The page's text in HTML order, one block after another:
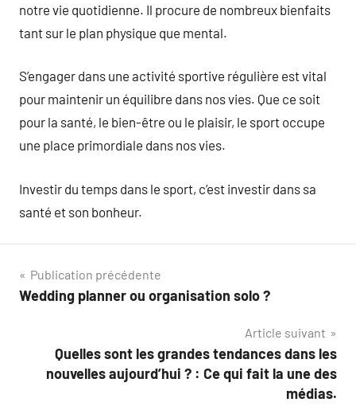
notre vie quotidienne. Il procure de nombreux bienfaits
tant sur le plan physique que mental.
S’engager dans une activité sportive régulière est vital
pour maintenir un équilibre dans nos vies. Que ce soit
pour la santé, le bien-être ou le plaisir, le sport occupe
une place primordiale dans nos vies.
Investir du temps dans le sport, c’est investir dans sa
santé et son bonheur.
Navigation
de
Publication précédente
Wedding planner ou organisation solo ?
Article suivant
Quelles sont les grandes tendances dans les
nouvelles aujourd’hui ? : Ce qui fait la une des
médias.